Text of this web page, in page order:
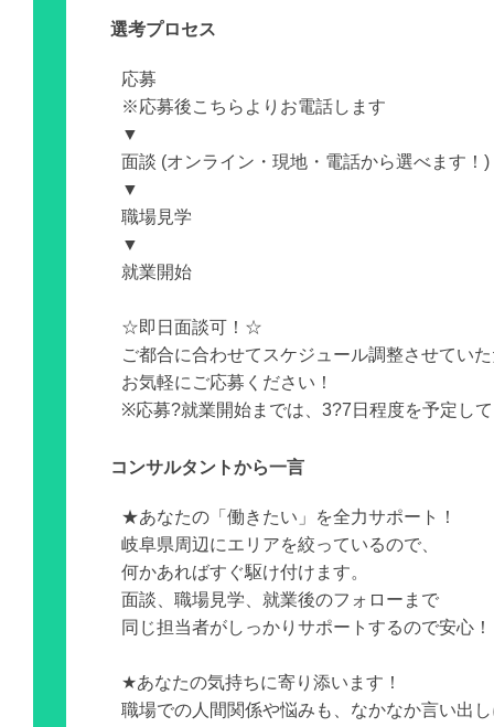
選考プロセス
応募
※応募後こちらよりお電話します
▼
面談 (オンライン・現地・電話から選べます！)
▼
職場見学
▼
就業開始
☆即日面談可！☆
ご都合に合わせてスケジュール調整させてい
お気軽にご応募ください！
※応募?就業開始までは、3?7日程度を予定し
コンサルタントから一言
★あなたの「働きたい」を全力サポート！
岐阜県周辺にエリアを絞っているので、
何かあればすぐ駆け付けます。
面談、職場見学、就業後のフォローまで
同じ担当者がしっかりサポートするので安心！
★あなたの気持ちに寄り添います！
職場での人間関係や悩みも、なかなか言い出